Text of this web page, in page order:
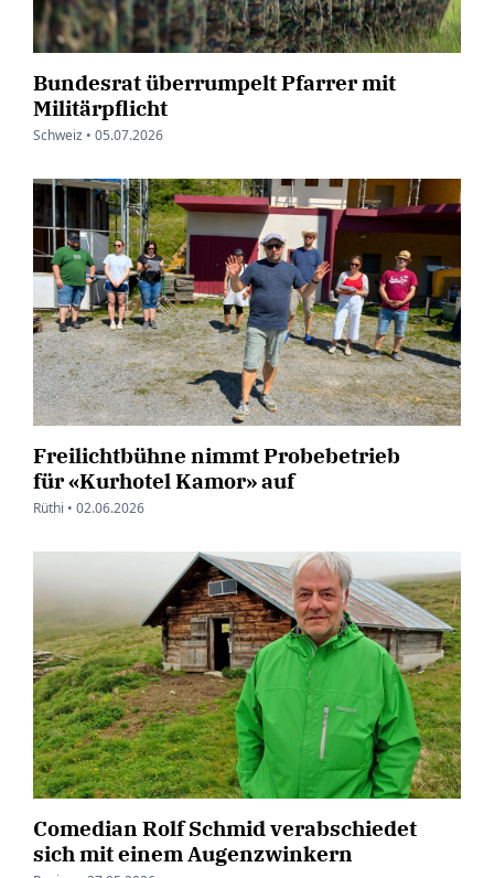
Bundesrat überrumpelt Pfarrer mit
Militärpflicht
Schweiz • 05.07.2026
Freilichtbühne nimmt Probebetrieb
für «Kurhotel Kamor» auf
Rüthi • 02.06.2026
Comedian Rolf Schmid verabschiedet
sich mit einem Augenzwinkern